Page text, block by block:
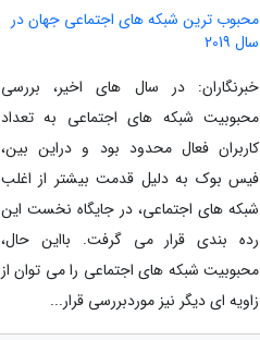
محبوب ترین شبکه های اجتماعی جهان در
سال 2019
خبرنگاران: در سال های اخیر، بررسی
محبوبیت شبکه های اجتماعی به تعداد
کاربران فعال محدود بود و دراین بین،
فیس بوک به دلیل قدمت بیشتر از اغلب
شبکه های اجتماعی، در جایگاه نخست این
رده بندی قرار می گرفت. بااین حال،
محبوبیت شبکه های اجتماعی را می توان از
زاویه ای دیگر نیز موردبررسی قرار...